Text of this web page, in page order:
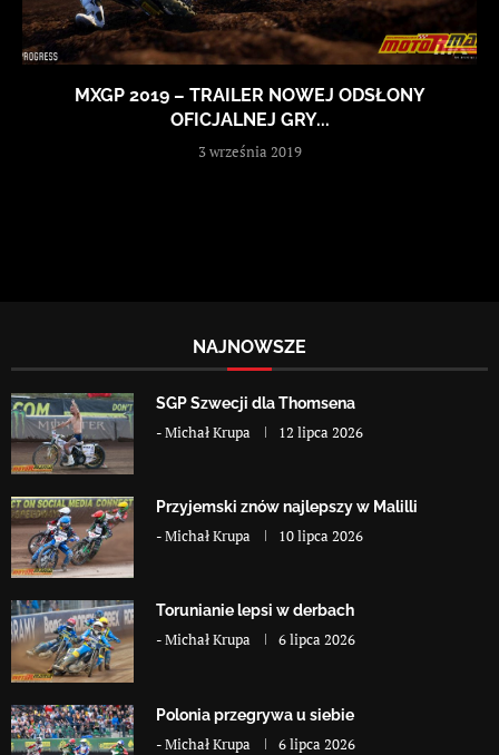
MXGP 2019 – TRAILER NOWEJ ODSŁONY
OFICJALNEJ GRY...
3 września 2019
NAJNOWSZE
SGP Szwecji dla Thomsena
-Michał Krupa 12 lipca 2026
Przyjemski znów najlepszy w Malilli
-Michał Krupa 10 lipca 2026
Torunianie lepsi w derbach
-Michał Krupa 6 lipca 2026
Polonia przegrywa u siebie
-Michał Krupa 6 lipca 2026